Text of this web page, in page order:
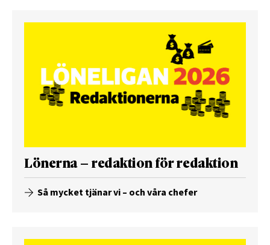
Lönerna – redaktion för redaktion
Så mycket tjänar vi – och våra chefer